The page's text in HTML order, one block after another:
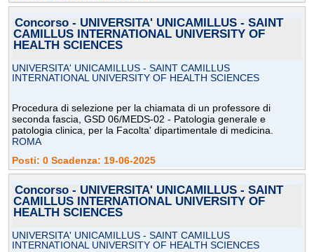
Concorso - UNIVERSITA' UNICAMILLUS - SAINT
CAMILLUS INTERNATIONAL UNIVERSITY OF
HEALTH SCIENCES
UNIVERSITA' UNICAMILLUS - SAINT CAMILLUS
INTERNATIONAL UNIVERSITY OF HEALTH SCIENCES
Procedura di selezione per la chiamata di un professore di
seconda fascia, GSD 06/MEDS-02 - Patologia generale e
patologia clinica, per la Facolta' dipartimentale di medicina.
ROMA
Posti: 0 Scadenza: 19-06-2025
Concorso - UNIVERSITA' UNICAMILLUS - SAINT
CAMILLUS INTERNATIONAL UNIVERSITY OF
HEALTH SCIENCES
UNIVERSITA' UNICAMILLUS - SAINT CAMILLUS
INTERNATIONAL UNIVERSITY OF HEALTH SCIENCES